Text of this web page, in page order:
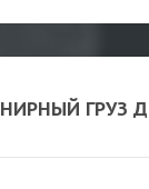
ГРУЗ